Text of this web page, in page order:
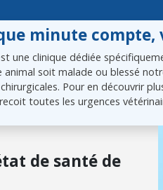
minute
une clinique dédiée
soit malade ou blessé
Pour en découvrir
toutes les urgences
de santé de